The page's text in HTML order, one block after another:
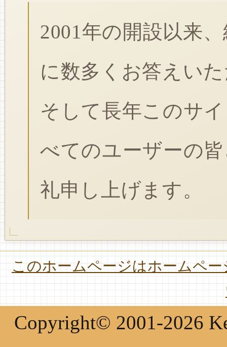
2001年の開設以来
に数多くお答えい
そして長年このサ
べてのユーザーの
礼申し上げます。
このホームページはホームペ
Copyright© 2001-2026